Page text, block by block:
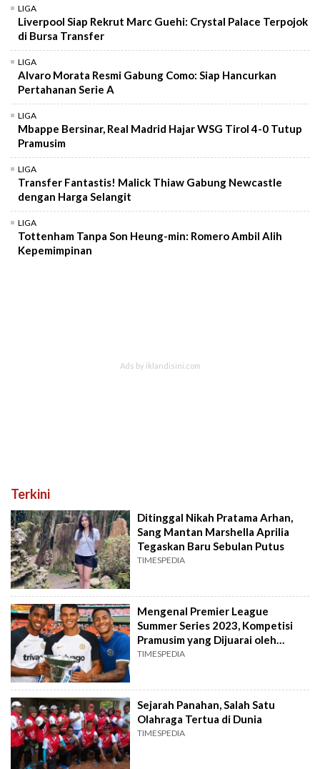
LIGA
Liverpool Siap Rekrut Marc Guehi: Crystal Palace Terpojok
di Bursa Transfer
LIGA
Alvaro Morata Resmi Gabung Como: Siap Hancurkan
Pertahanan Serie A
LIGA
Mbappe Bersinar, Real Madrid Hajar WSG Tirol 4-0 Tutup
Pramusim
LIGA
Transfer Fantastis! Malick Thiaw Gabung Newcastle
dengan Harga Selangit
LIGA
Tottenham Tanpa Son Heung-min: Romero Ambil Alih
Kepemimpinan
Terkini
Ditinggal Nikah Pratama Arhan,
Sang Mantan Marshella Aprilia
Tegaskan Baru Sebulan Putus
TIMESPEDIA
Mengenal Premier League
Summer Series 2023, Kompetisi
Pramusim yang Dijuarai oleh
Chelsea
TIMESPEDIA
Sejarah Panahan, Salah Satu
Olahraga Tertua di Dunia
TIMESPEDIA